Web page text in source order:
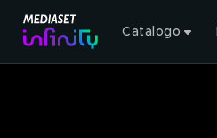
Catalogo